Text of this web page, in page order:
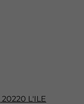
20220 L'ILE